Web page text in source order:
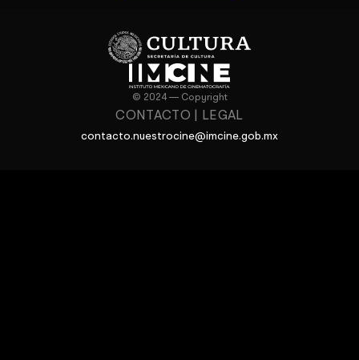
© 2024 — Copyright
CONTACTO LEGAL
contacto.nuestrocine@imcine.gob.mx